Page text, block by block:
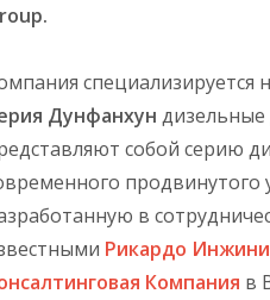
специализируется
Дунфанхун дизельные
собой серию
продвинутого
в
Рикардо
Компания в